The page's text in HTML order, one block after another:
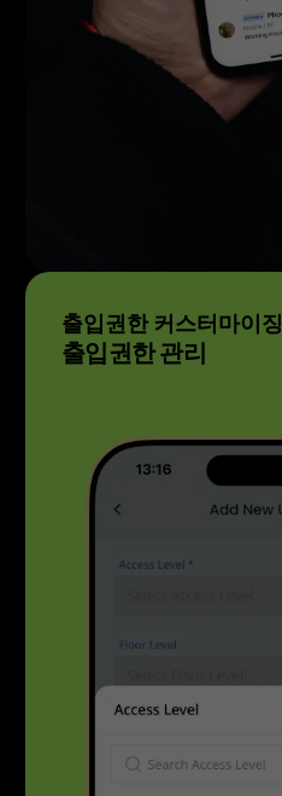
출입권한 커스터마이징
출입권한 관리